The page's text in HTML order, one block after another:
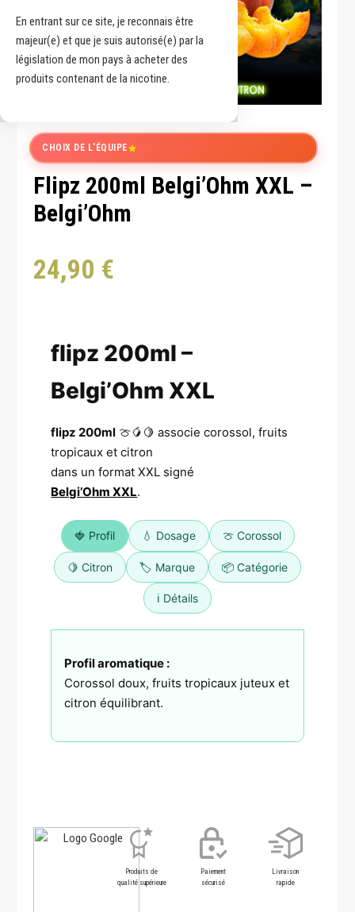
En entrant sur ce site, je reconnais être
majeur(e) et que je suis autorisé(e) par la
législation de mon pays à acheter des
produits contenant de la nicotine.
CHOIX DE L'ÉQUIPE
Flipz 200ml Belgi’Ohm XXL –
Belgi’Ohm
24,90 €
flipz 200ml –
Belgi’Ohm XXL
flipz 200ml 🍈🥭🍋 associe corossol, fruits
tropicaux et citron
dans un format XXL signé
Belgi’Ohm XXL.
🍓 Profil 💧 Dosage 🍈 Corossol
🍋 Citron 🏷️ Marque 📦 Catégorie
ℹ️ Détails
Profil aromatique :
Corossol doux, fruits tropicaux juteux et
citron équilibrant.
Produits de
qualité supérieure
Paiement
sécurisé
Livraison
rapide